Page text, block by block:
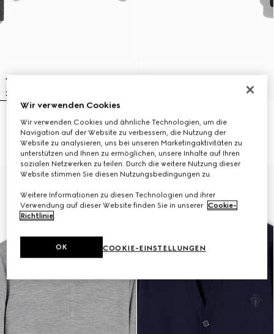
Jacke aus feine Wolle mit
Reißverschluss und Web
€ 1.900
Jacke aus feine, gerippte Wolle
mit Reißverschluss und Web
€ 2.900
Wir verwenden Cookies
Wir verwenden Cookies und ähnliche Technologien, um die
Navigation auf der Website zu verbessern, die Nutzung der
Website zu analysieren, uns bei unseren Marketingaktivitäten zu
unterstützen und Ihnen zu ermöglichen, unsere Inhalte auf Ihren
sozialen Netzwerken zu teilen. Durch die weitere Nutzung dieser
Website stimmen Sie diesen Nutzungsbedingungen zu.
Weitere Informationen zu diesen Technologien und ihrer
Verwendung auf dieser Website finden Sie in unserer Cookie-
Richtlinie.
COOKIE-EINSTELLUNGEN
OK